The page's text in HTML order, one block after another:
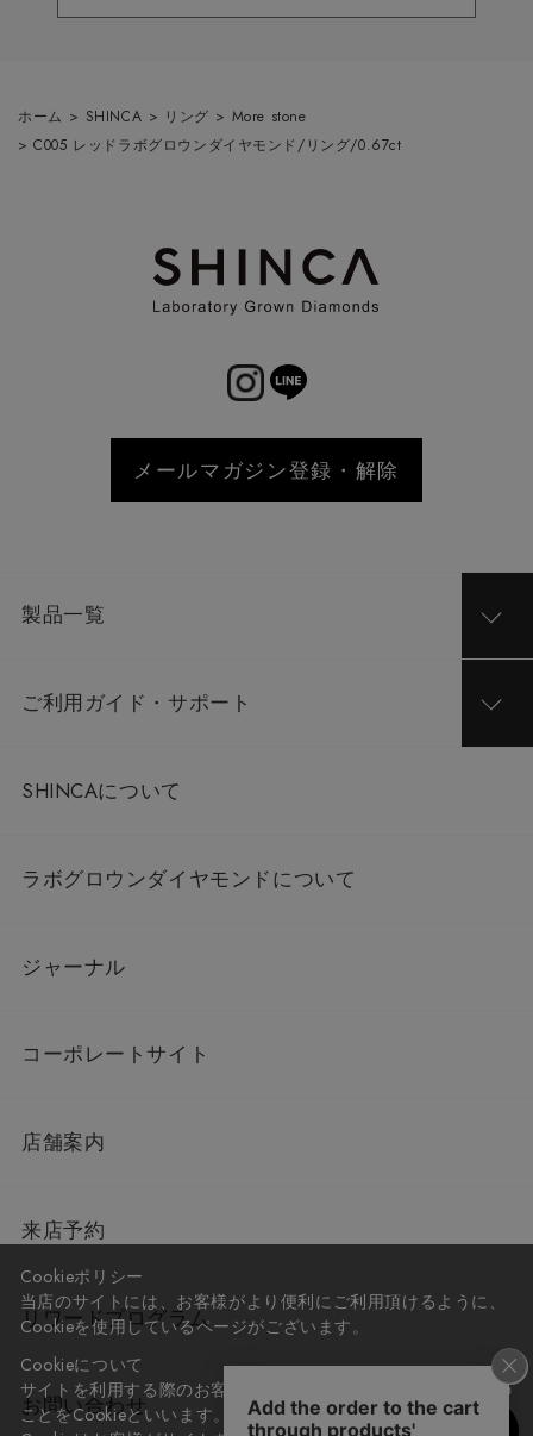
ホーム > SHINCA > リング > More stone
>C005 レッドラボグロウンダイヤモンド/リング/0.67ct
メールマガジン登録・解除
製品一覧
ご利用ガイド・サポート
SHINCAについて
ラボグロウンダイヤモンドについて
ジャーナル
コーポレートサイト
店舗案内
来店予約
リワードプログラム
お問い合わせ
Cookieポリシー
当店のサイトには、お客様がより便利にご利用頂けるように、
Cookieを使用しているページがございます。
Cookieについて
サイトを利用する際のお客様情報をPC上で記録管理する技術の
ことをCookieといいます。